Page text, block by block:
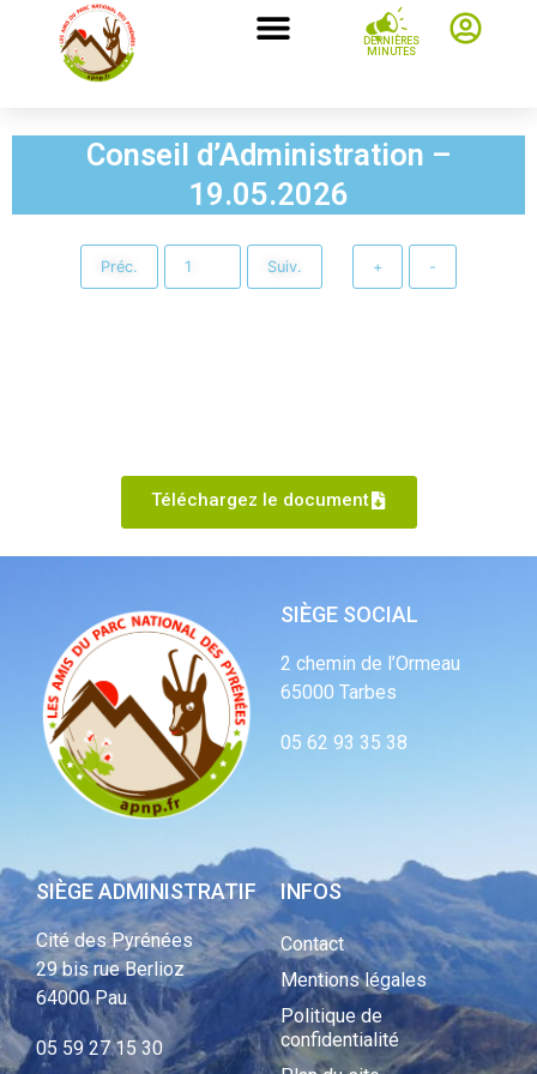
DERNIÈRES
MINUTES
Conseil d’Administration –
19.05.2026
Préc. Suiv. + -
Téléchargez le document
SIÈGE SOCIAL
2 chemin de l’Ormeau
65000 Tarbes
05 62 93 35 38
SIÈGE ADMINISTRATIF
Cité des Pyrénées
29 bis rue Berlioz
64000 Pau
05 59 27 15 30
INFOS
Contact
Mentions légales
Politique de
confidentialité